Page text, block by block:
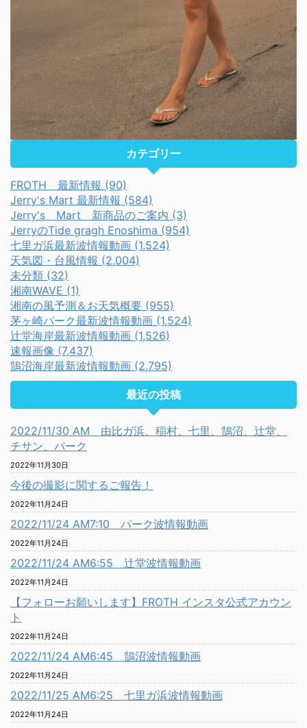
カテゴリー
FROTH 最新情報 (90)
Jerry's Mart 最新情報 (584)
Jerry's Mart 新商品のご案内 (3)
JerryのTide gragh Enoshima (954)
七里ガ浜最新波情報動画 (1,524)
天気図・台風情報 (2,004)
未分類 (32)
湘南WAVE (1)
湘南の風予測＆お天気概要 (955)
茅ヶ崎パーク最新波情報動画 (1,524)
辻堂海岸最新波情報動画 (1,526)
速報画像 (7,437)
鵠沼海岸最新波情報動画 (2,795)
最近の投稿
2022/11/30 AM 由比ガ浜、稲村、七里、鵠沼、辻堂、
チサン、パーク
2022年11月30日
今後の撮影に関するご報告！
2022年11月24日
2022/11/24 AM7:10 パーク波情報動画
2022年11月24日
2022/11/24 AM6:55 辻堂波情報動画
2022年11月24日
【フォローお願いします】FROTH インスタ公式アカウン
ト
2022年11月24日
2022/11/24 AM6:45 鵠沼波情報動画
2022年11月24日
2022/11/25 AM6:25 七里ガ浜波情報動画
2022年11月24日